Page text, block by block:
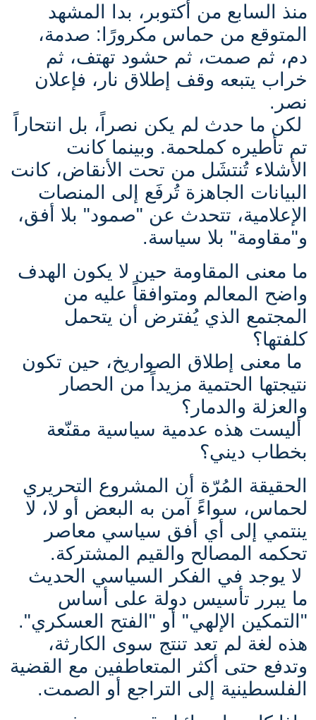
منذ السابع من أكتوبر، بدا المشهد
المتوقع من حماس مكرورًا: صدمة،
دم، ثم صمت، ثم حشود تهتف، ثم
خراب يتبعه وقف إطلاق نار، فإعلان
نصر.
لكن ما حدث لم يكن نصراً، بل انتحاراً
تم تأطيره كملحمة. وبينما كانت
الأشلاء تُنتشَل من تحت الأنقاض، كانت
البيانات الجاهزة تُرفَع إلى المنصات
الإعلامية، تتحدث عن "صمود" بلا أفق،
و"مقاومة" بلا سياسة.
ما معنى المقاومة حين لا يكون الهدف
واضح المعالم ومتوافقاً عليه من
المجتمع الذي يُفترض أن يتحمل
كلفتها؟
ما معنى إطلاق الصواريخ، حين تكون
نتيجتها الحتمية مزيداً من الحصار
والعزلة والدمار؟
أليست هذه عدمية سياسية مقنّعة
بخطاب ديني؟
الحقيقة المُرّة أن المشروع التحريري
لحماس، سواءً آمن به البعض أو لا، لا
ينتمي إلى أي أفق سياسي معاصر
تحكمه المصالح والقيم المشتركة.
لا يوجد في الفكر السياسي الحديث
ما يبرر تأسيس دولة على أساس
"التمكين الإلهي" أو "الفتح العسكري".
هذه لغة لم تعد تنتج سوى الكارثة،
وتدفع حتى أكثر المتعاطفين مع القضية
الفلسطينية إلى التراجع أو الصمت.